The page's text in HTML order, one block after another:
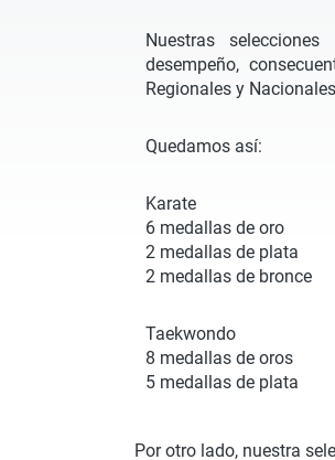
Nuestras
desempeño,
Regionales y
Quedamos así:
Karate
6 medallas de oro
2 medallas de plata
2 medallas de bronce
Taekwondo
8 medallas de oros
5 medallas de plata
Por otro lado, nuestra